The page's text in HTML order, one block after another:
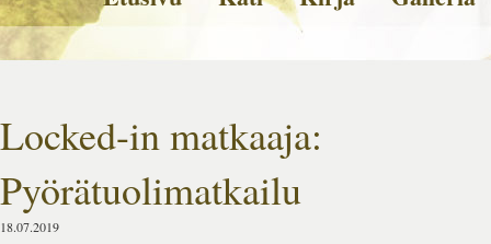
Locked-in matkaaja:
Pyörätuolimatkailu
18.07.2019